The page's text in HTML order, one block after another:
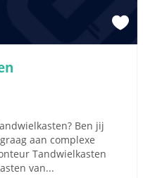
Ben jij
aan complexe
Tandwielkasten
van...